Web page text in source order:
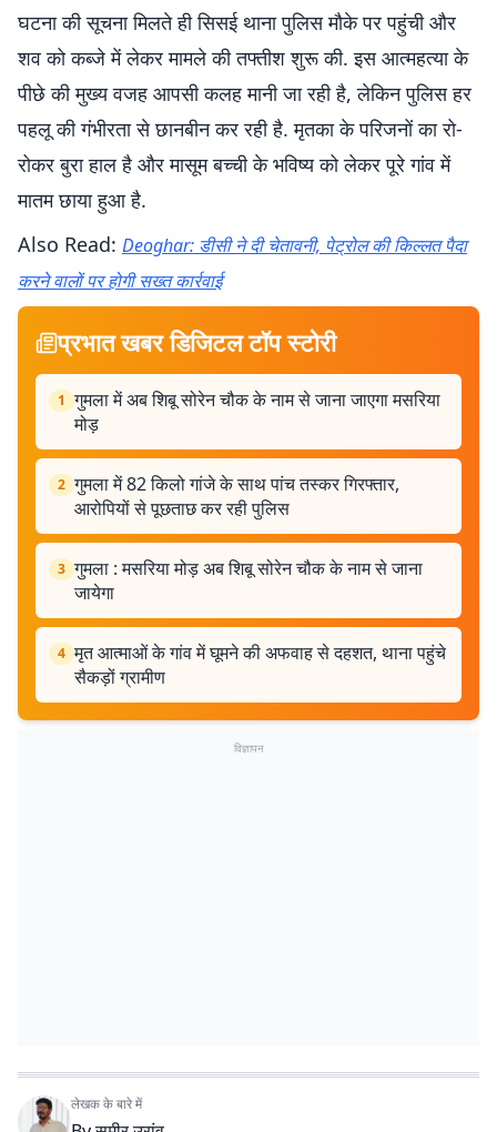
घटना की सूचना मिलते ही सिसई थाना पुलिस मौके पर पहुंची और
शव को कब्जे में लेकर मामले की तफ्तीश शुरू की. इस आत्महत्या के
पीछे की मुख्य वजह आपसी कलह मानी जा रही है, लेकिन पुलिस हर
पहलू की गंभीरता से छानबीन कर रही है. मृतका के परिजनों का रो-
रोकर बुरा हाल है और मासूम बच्ची के भविष्य को लेकर पूरे गांव में
मातम छाया हुआ है.
Also Read: Deoghar: डीसी ने दी चेतावनी, पेट्रोल की किल्लत पैदा
करने वालों पर होगी सख्त कार्रवाई
प्रभात खबर डिजिटल टॉप स्टोरी
1 गुमला में अब शिबू सोरेन चौक के नाम से जाना जाएगा मसरिया
मोड़
2 गुमला में 82 किलो गांजे के साथ पांच तस्कर गिरफ्तार,
आरोपियों से पूछताछ कर रही पुलिस
3 गुमला : मसरिया मोड़ अब शिबू सोरेन चौक के नाम से जाना
जायेगा
4 मृत आत्माओं के गांव में घूमने की अफवाह से दहशत, थाना पहुंचे
सैकड़ों ग्रामीण
विज्ञापन
लेखक के बारे में